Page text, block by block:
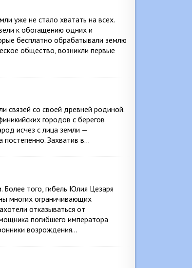
уже не стало хватать на всех.
к обогащению одних и
бесплатно обрабатывали землю
общество, возникли первые
связей со своей древней родиной.
городов с берегов
исчез с лица земли —
постепенно. Захватив в…
того, гибель Юлия Цезаря
многих ограничивающих
отказываться от
погибшего императора
возрождения…